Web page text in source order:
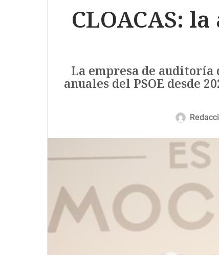
CLOACAS:
La empresa de auditoría
anuales del PSOE desde